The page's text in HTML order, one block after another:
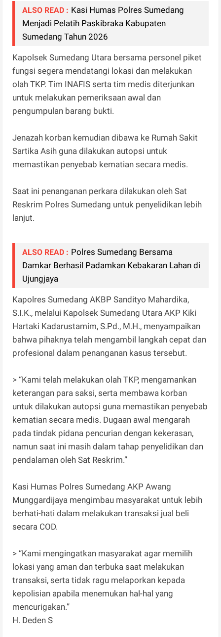
ALSO READ : Kasi Humas Polres Sumedang
Menjadi Pelatih Paskibraka Kabupaten
Sumedang Tahun 2026
Kapolsek Sumedang Utara bersama personel piket
fungsi segera mendatangi lokasi dan melakukan
olah TKP. Tim INAFIS serta tim medis diterjunkan
untuk melakukan pemeriksaan awal dan
pengumpulan barang bukti.
Jenazah korban kemudian dibawa ke Rumah Sakit
Sartika Asih guna dilakukan autopsi untuk
memastikan penyebab kematian secara medis.
Saat ini penanganan perkara dilakukan oleh Sat
Reskrim Polres Sumedang untuk penyelidikan lebih
lanjut.
ALSO READ : Polres Sumedang Bersama
Damkar Berhasil Padamkan Kebakaran Lahan di
Ujungjaya
Kapolres Sumedang AKBP Sandityo Mahardika,
S.I.K., melalui Kapolsek Sumedang Utara AKP Kiki
Hartaki Kadarustamim, S.Pd., M.H., menyampaikan
bahwa pihaknya telah mengambil langkah cepat dan
profesional dalam penanganan kasus tersebut.
> “Kami telah melakukan olah TKP, mengamankan
keterangan para saksi, serta membawa korban
untuk dilakukan autopsi guna memastikan penyebab
kematian secara medis. Dugaan awal mengarah
pada tindak pidana pencurian dengan kekerasan,
namun saat ini masih dalam tahap penyelidikan dan
pendalaman oleh Sat Reskrim.”
Kasi Humas Polres Sumedang AKP Awang
Munggardijaya mengimbau masyarakat untuk lebih
berhati-hati dalam melakukan transaksi jual beli
secara COD.
> “Kami mengingatkan masyarakat agar memilih
lokasi yang aman dan terbuka saat melakukan
transaksi, serta tidak ragu melaporkan kepada
kepolisian apabila menemukan hal-hal yang
mencurigakan.”
H. Deden S